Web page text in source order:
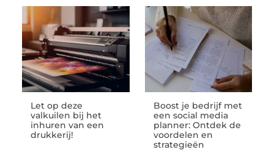
Let op deze
valkuilen bij het
inhuren van een
drukkerij!
Boost je bedrijf met
een social media
planner: Ontdek de
voordelen en
strategieën